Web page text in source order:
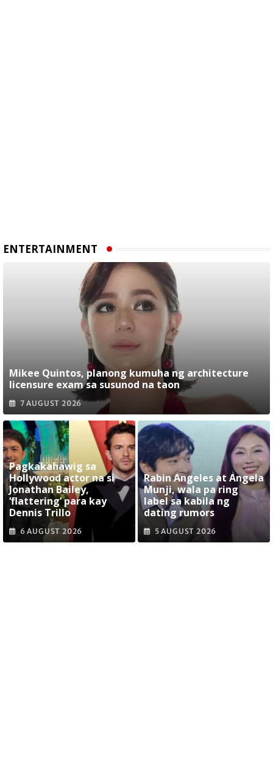
ENTERTAINMENT
Mikee Quintos, planong kumuha ng architecture
licensure exam sa susunod na taon
7 AUGUST 2026
Pagkakahawig sa
Hollywood actor na si
Jonathan Bailey,
‘flattering’ para kay
Dennis Trillo
6 AUGUST 2026
Rabin Angeles at Angela
Munji, wala pa ring
label sa kabila ng
dating rumors
5 AUGUST 2026